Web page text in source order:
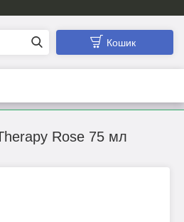
Кошик
Rose 75 мл